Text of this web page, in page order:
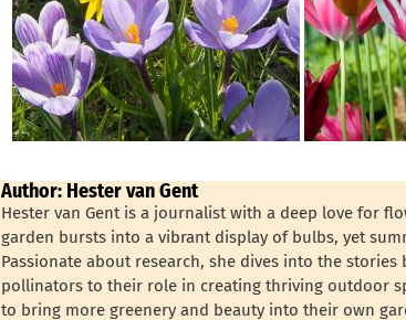
Author: Hester van Gent
Hester van Gent is a journalist with a deep love for
garden bursts into a vibrant display of bulbs, yet
Passionate about research, she dives into the
pollinators to their role in creating thriving outdoor
to bring more greenery and beauty into their own